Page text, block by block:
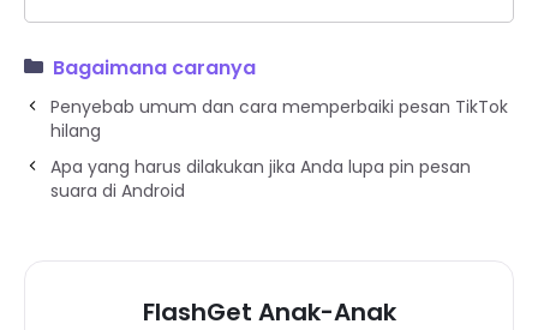
Bagaimana caranya
Penyebab umum dan cara memperbaiki pesan TikTok
hilang
Apa yang harus dilakukan jika Anda lupa pin pesan
suara di Android
FlashGet Anak-Anak